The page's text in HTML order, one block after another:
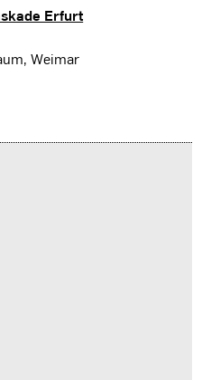
Erfurt
Weimar